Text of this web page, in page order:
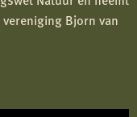
Bjorn van